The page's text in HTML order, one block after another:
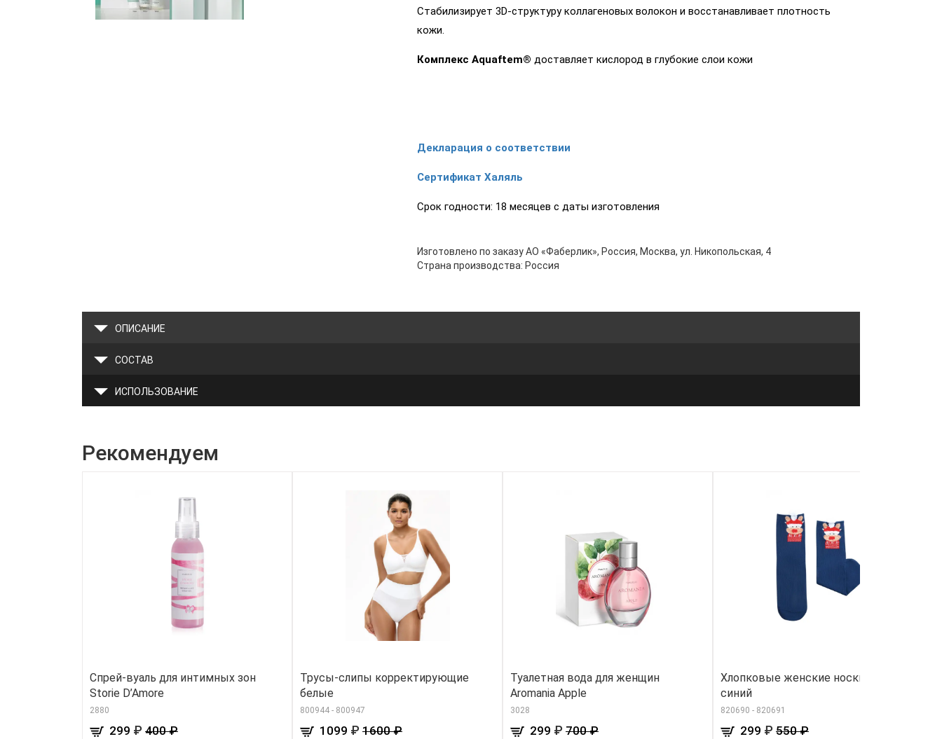
Стабилизирует 3D-структуру коллагеновых волокон и восстанавливает плотность
кожи.
Комплекс Aquaftem® доставляет кислород в глубокие слои кожи
Декларация о соответствии
Сертификат Халяль
Срок годности: 18 месяцев с даты изготовления
Изготовлено по заказу АО «Фаберлик», Россия, Москва, ул. Никопольская, 4
Страна производства: Россия
ОПИСАНИЕ
СОСТАВ
ИСПОЛЬЗОВАНИЕ
Рекомендуем
Спрей-вуаль для интимных зон
Storie D’Amore
2880
299 ₽ 400 ₽
Трусы-слипы корректирующие
белые
800944 - 800947
1099 ₽ 1600 ₽
Туалетная вода для женщин
Aromania Apple
3028
299 ₽ 700 ₽
Хлопковые женские носки, цвет
синий
820690 - 820691
299 ₽ 550 ₽